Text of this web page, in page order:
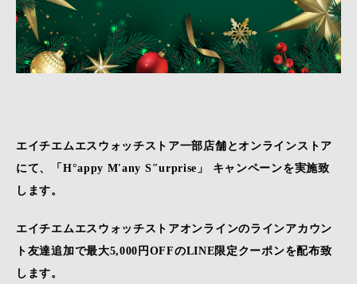
エイチエムエスウォッチストア一部店舗とオンラインストア
にて、「H°appy M′any S″urprise」 キャンペーンを実施致
します。
エイチエムエスウォッチストアオンラインのラインアカウン
ト友達追加で最大5,000円OFFのLINE限定クーポンを配布致
します。